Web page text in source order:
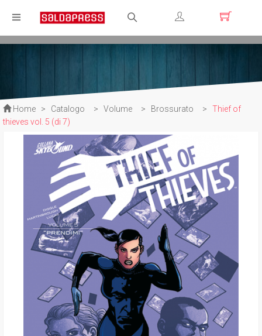
Registrati
Home > Catalogo > Volume > Brossurato >
Thief of
thieves vol. 5 (di 7)